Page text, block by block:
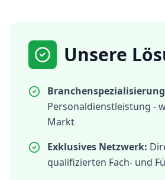
Unsere
Personaldienstleistung -
Markt
Exklusives Netzwerk:
qualifizierten Fach- und